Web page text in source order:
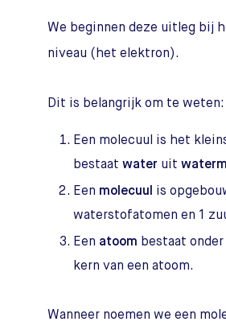
We beginnen deze uitleg bij
niveau (het elektron).
Dit is belangrijk om te weten:
Een molecuul is het
bestaat water uit
Een molecuul is
waterstofatomen en 1
Een atoom bestaat
kern van een atoom.
Wanneer noemen we een